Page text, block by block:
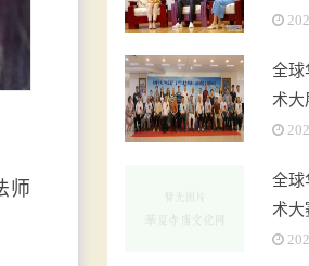
师
全球
术大
发布
全球
术大